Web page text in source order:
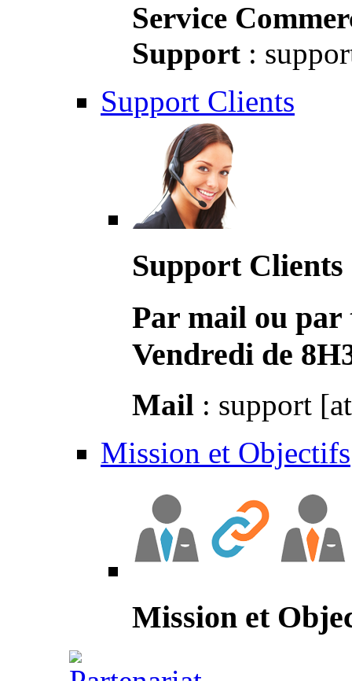
Service
Support :
Support Clients
Support Clients
Par mail ou par
Vendredi de
Mail : support
Mission et Objectifs
Mission et